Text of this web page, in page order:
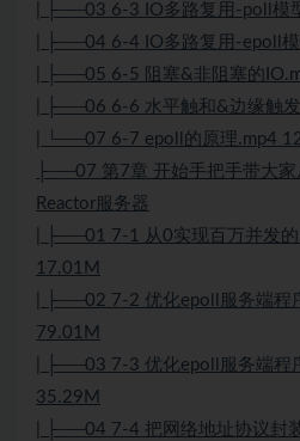
| ├──03 6-3 IO多路复用-poll模
| ├──04 6-4 IO多路复用-epoll
| ├──05 6-5 阻塞&非阻塞的
| ├──06 6-6 水平触和&边缘触
| └──07 6-7 epoll的原理.mp4
├──07 第7章 开始手把手带大家
Reactor服务器
| ├──01 7-1 从0实现百万并发
17.01M
| ├──02 7-2 优化epoll服务端程
79.01M
| ├──03 7-3 优化epoll服务端程
35.29M
| ├──04 7-4 把网络地址协议封